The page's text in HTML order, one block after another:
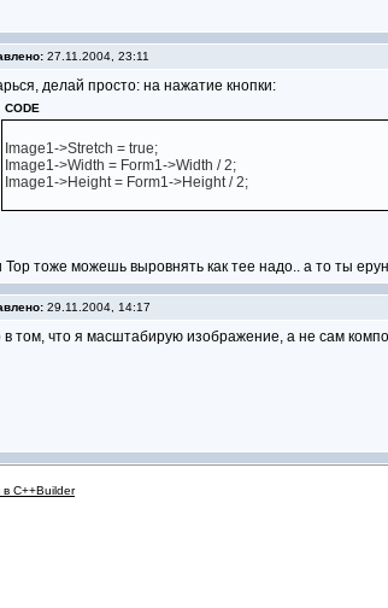
27.11.2004, 23:11
делай просто: на нажатие кнопки:
CODE
Image1->Stretch = true;
Image1->Width = Form1->Width / 2;
Image1->Height = Form1->Height / 2;
Top тоже можешь выровнять как тее надо.. а то ты
29.11.2004, 14:17
том, что я масштабирую изображение, а не сам
C++Builder